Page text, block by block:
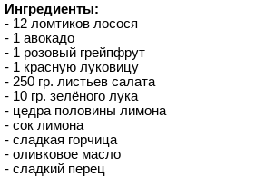
Ингредиенты:
- 12 ломтиков лосося
- 1 авокадо
- 1 розовый грейпфрут
- 1 красную луковицу
- 250 гр. листьев салата
- 10 гр. зелёного лука
- цедра половины лимона
- сок лимона
- сладкая горчица
- оливковое масло
- сладкий перец